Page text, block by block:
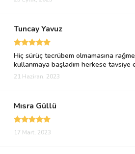
Tuncay Yavuz
Hiç sürüç tecrübem olmamasına
kullanmaya başladım herkese tavsiye
21 Haziran, 2023
Mısra Güllü
17 Mart, 2023